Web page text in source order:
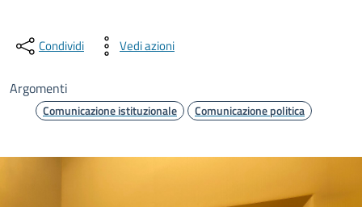
Condividi Vedi azioni
Argomenti
Comunicazione istituzionale Comunicazione politica